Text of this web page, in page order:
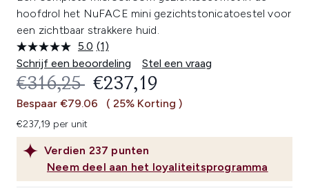
hoofdrol het NuFACE mini gezichtstonicatoestel voor
een zichtbaar strakkere huid.
5.0 Lees
1
beoordeling.
Dezelfde
paginalink.
(1)
Schrijf een beoordeling
Stel een vraag
Verdien 237 punten
Neem deel aan het loyaliteitsprogramma
RECOMMENDED RETAIL PRICE:
€316,25 HUIDIGE PRIJS:
€237,19
Bespaar €79.06 ( 25% Korting )
€237,19 per unit